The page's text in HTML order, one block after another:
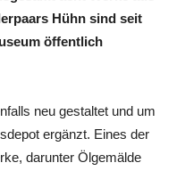
Hühn sind seit
öffentlich
neu gestaltet und um
ergänzt. Eines der
darunter Ölgemälde